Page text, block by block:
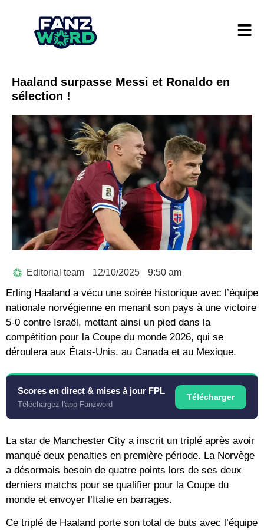
Haaland surpasse Messi et Ronaldo en
sélection !
Editorial team 12/10/2025 9:50 am
Erling Haaland a vécu une soirée historique avec l’équipe
nationale norvégienne en menant son pays à une victoire
5-0 contre Israël, mettant ainsi un pied dans la
compétition pour la Coupe du monde 2026, qui se
déroulera aux États-Unis, au Canada et au Mexique.
Scores en direct & mises à jour FPL
Téléchargez l'app Fanzword
Télécharger
La star de Manchester City a inscrit un triplé après avoir
manqué deux penalties en première période. La Norvège
a désormais besoin de quatre points lors de ses deux
derniers matchs pour se qualifier pour la Coupe du
monde et envoyer l’Italie en barrages.
Ce triplé de Haaland porte son total de buts avec l’équipe